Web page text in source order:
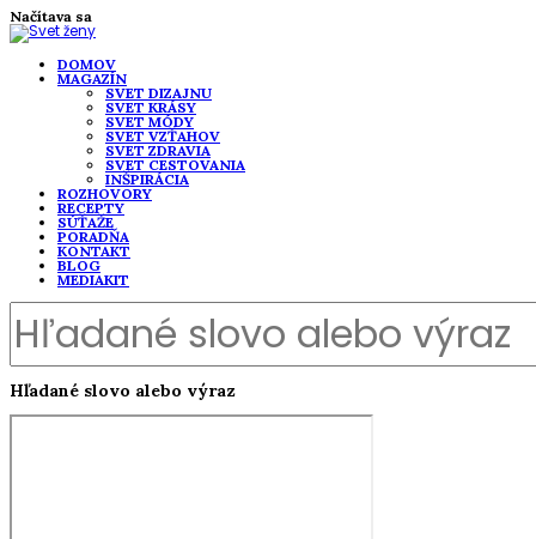
Načítava sa
DOMOV
MAGAZÍN
SVET DIZAJNU
SVET KRÁSY
SVET MÓDY
SVET VZŤAHOV
SVET ZDRAVIA
SVET CESTOVANIA
INŠPIRÁCIA
ROZHOVORY
RECEPTY
SÚŤAŽE
PORADŇA
KONTAKT
BLOG
MEDIAKIT
Hľadané slovo alebo výraz